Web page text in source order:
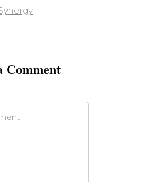
Comment